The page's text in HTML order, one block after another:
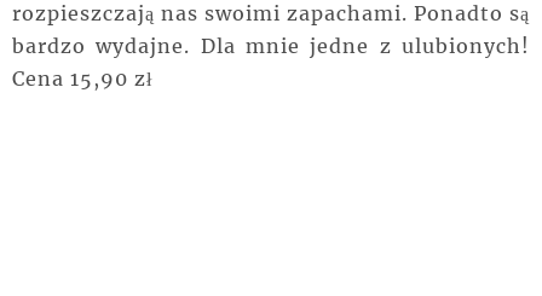
rozpieszczają nas swoimi zapachami. Ponadto są
bardzo wydajne. Dla mnie jedne z ulubionych!
Cena 15,90 zł